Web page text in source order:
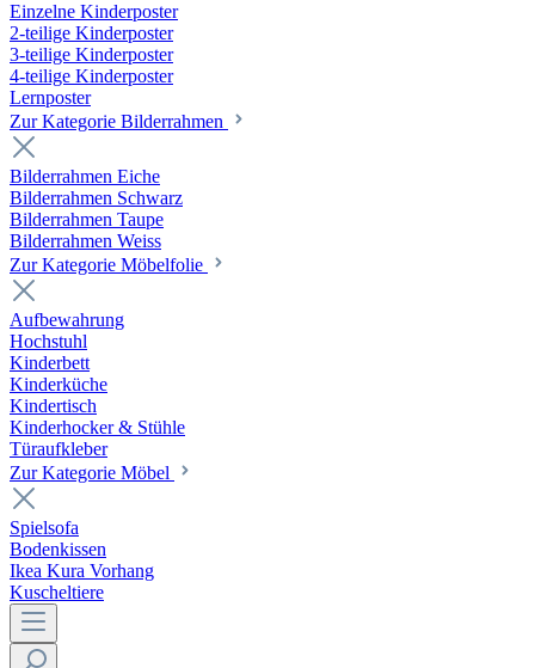
Einzelne Kinderposter
2-teilige Kinderposter
3-teilige Kinderposter
4-teilige Kinderposter
Lernposter
Zur Kategorie Bilderrahmen
Bilderrahmen Eiche
Bilderrahmen Schwarz
Bilderrahmen Taupe
Bilderrahmen Weiss
Zur Kategorie Möbelfolie
Aufbewahrung
Hochstuhl
Kinderbett
Kinderküche
Kindertisch
Kinderhocker & Stühle
Türaufkleber
Zur Kategorie Möbel
Spielsofa
Bodenkissen
Ikea Kura Vorhang
Kuscheltiere